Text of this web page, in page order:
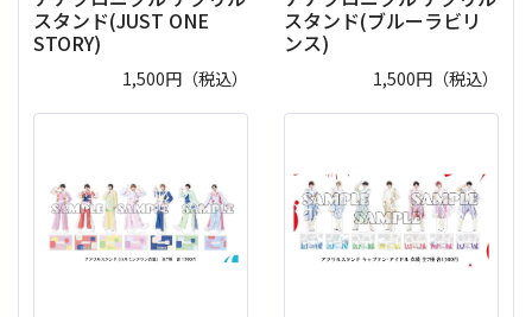
スタンド(JUST ONE
STORY)
1,500円（税込）
スタンド(ブルーラビリ
ンス)
1,500円（税込）